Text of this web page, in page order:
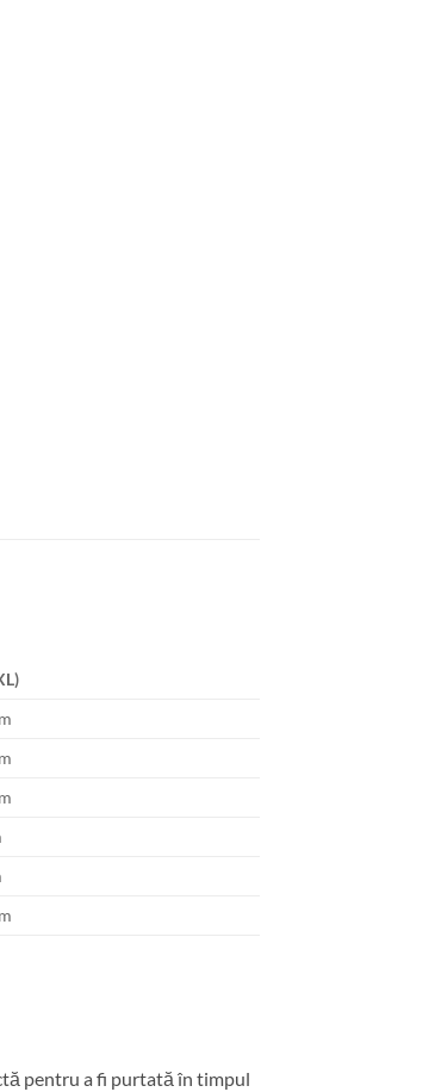
pentru a fi purtată în timpul